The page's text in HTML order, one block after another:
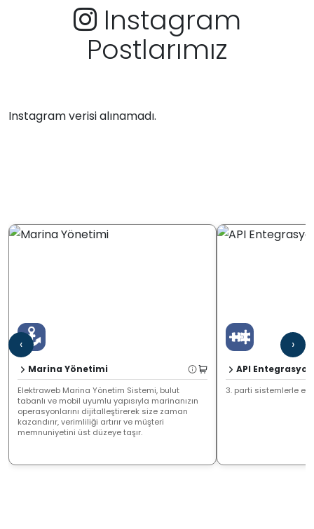
Instagram
Postlarımız
Instagram verisi alınamadı.
‹
Marina Yönetimi
Elektraweb Marina Yönetim Sistemi, bulut
tabanlı ve mobil uyumlu yapısıyla marinanızın
operasyonlarını dijitalleştirerek size zaman
kazandırır, verimliliği artırır ve müşteri
memnuniyetini üst düzeye taşır.
API
3. parti sistemlerle
›